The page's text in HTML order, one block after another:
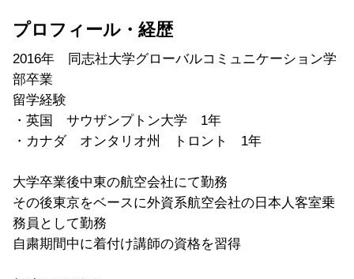
プロフィール・経歴
2016年 同志社大学グローバルコミュニケーション学
部卒業
留学経験
・英国 サウザンプトン大学 1年
・カナダ オンタリオ州 トロント 1年
大学卒業後中東の航空会社にて勤務
その後東京をベースに外資系航空会社の日本人客室乗
務員として勤務
自粛期間中に着付け講師の資格を習得